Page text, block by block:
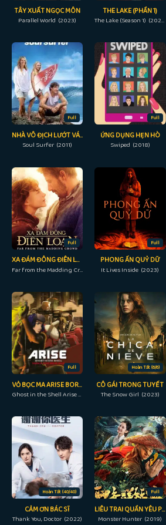
TÂY XUẤT NGỌC MÔN
Parallel World (2023)
THE LAKE (PHẦN 1)
The Lake (Season 1) (2022)
Full
NHÀ VÔ ĐỊCH LƯỚT VÁN
Soul Surfer (2011)
Full
ỨNG DỤNG HẸN HÒ
Swiped (2018)
Full
XA ĐÁM ĐÔNG ĐIÊN LOẠN
Far from the Madding Crowd (2015)
Full
PHONG ẤN QUỶ DỮ
It Lives Inside (2023)
Full
VỎ BỌC MA ARISE BORDER: 4 MA ĐƠN ĐỘC
Ghost in the Shell Arise - Border 4: Ghost Stands Alone (2014)
Hoàn Tất (6/6)
CÔ GÁI TRONG TUYẾT
The Snow Girl (2023)
Hoàn Tất (40/40)
CẢM ƠN BÁC SĨ
Thank You, Doctor (2022)
Full
LIÊU TRAI QUẦN YÊU PHỔ
Monster Hunter (2019)